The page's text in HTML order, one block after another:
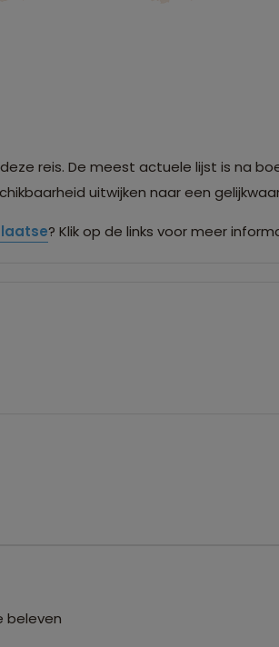
reis. De meest actuele lijst is na
uitwijken naar een
? Klik op de links voor meer
beleven